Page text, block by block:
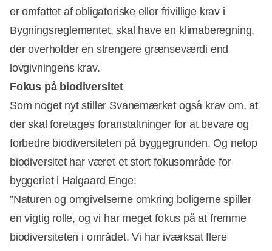
er omfattet af obligatoriske eller frivillige krav i
Bygningsreglementet, skal have en klimaberegning,
der overholder en strengere grænseværdi end
lovgivningens krav.
Fokus på biodiversitet
Som noget nyt stiller Svanemærket også krav om, at
der skal foretages foranstaltninger for at bevare og
forbedre biodiversiteten på byggegrunden. Og netop
biodiversitet har været et stort fokusområde for
byggeriet i Halgaard Enge:
”Naturen og omgivelserne omkring boligerne spiller
en vigtig rolle, og vi har meget fokus på at fremme
biodiversiteten i området. Vi har iværksat flere